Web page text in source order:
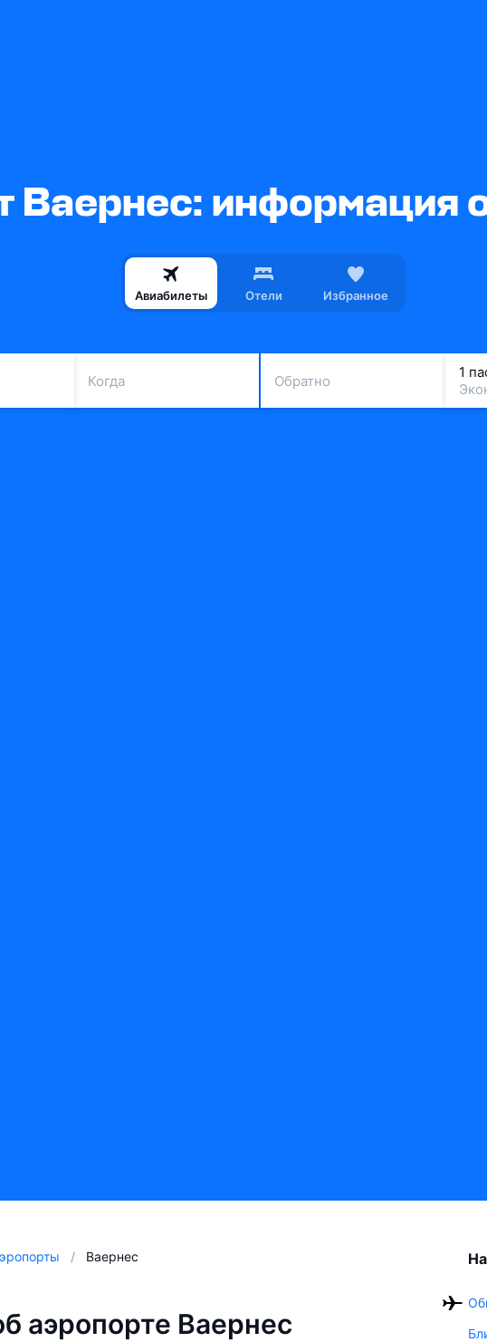
Ваернес: информация
Авиабилеты Отели Избранное
Когда Обратно
1
Ваернес
аэропорте Ваернес